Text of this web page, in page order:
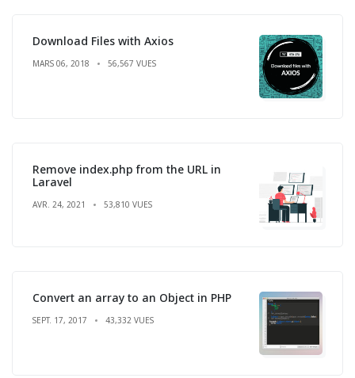
Download Files with Axios
MARS 06, 2018 56,567 VUES
Remove index.php from the URL in
Laravel
AVR. 24, 2021 53,810 VUES
Convert an array to an Object in PHP
SEPT. 17, 2017 43,332 VUES